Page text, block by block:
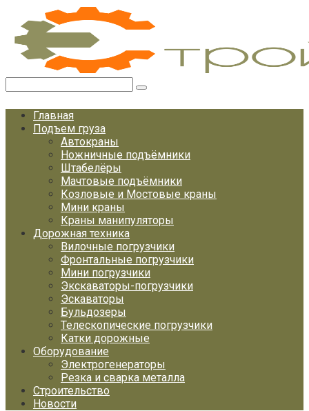
Перейти
контенту
Главная
Подъем груза
Автокраны
Ножничные подъёмники
Штабелёры
Мачтовые подъёмники
Козловые и Мостовые краны
Мини краны
Краны манипуляторы
Дорожная техника
Вилочные погрузчики
Фронтальные погрузчики
Мини погрузчики
Экскаваторы-погрузчики
Эскаваторы
Бульдозеры
Телескопические погрузчики
Катки дорожные
Оборудование
Электрогенераторы
Резка и сварка металла
Строительство
Новости